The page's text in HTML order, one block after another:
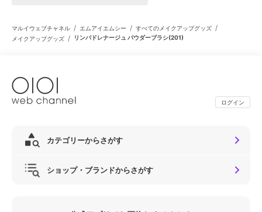
マルイウェブチャネル / エムアイエムシー / すべてのメイクアップグッズ /
メイクアップグッズ / リンパドレナージュ パウダーブラシ(201)
ログイン
カテゴリーからさがす
ショップ・ブランドからさがす